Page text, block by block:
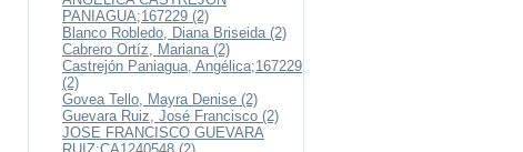
PANIAGUA;167229 (2)
Blanco Robledo, Diana Briseida (2)
Cabrero Ortíz, Mariana (2)
Castrejón Paniagua, Angélica;167229
(2)
Govea Tello, Mayra Denise (2)
Guevara Ruiz, José Francisco (2)
JOSE FRANCISCO GUEVARA